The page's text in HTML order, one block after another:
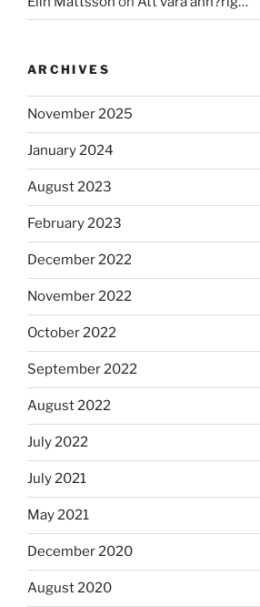
ARCHIVES
November 2025
January 2024
August 2023
February 2023
December 2022
November 2022
October 2022
September 2022
August 2022
July 2022
July 2021
May 2021
December 2020
August 2020